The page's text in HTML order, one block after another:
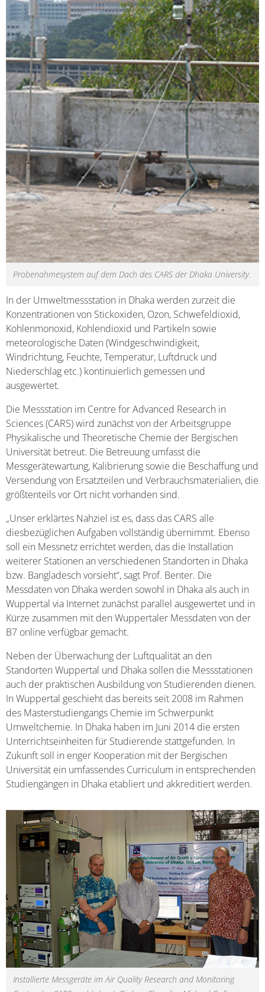
Probenahmesystem auf dem Dach des CARS der Dhaka University.
In der Umweltmessstation in Dhaka werden zurzeit die
Konzentrationen von Stickoxiden, Ozon, Schwefeldioxid,
Kohlenmonoxid, Kohlendioxid und Partikeln sowie
meteorologische Daten (Windgeschwindigkeit,
Windrichtung, Feuchte, Temperatur, Luftdruck und
Niederschlag etc.) kontinuierlich gemessen und
ausgewertet.
Die Messstation im Centre for Advanced Research in
Sciences (CARS) wird zunächst von der Arbeitsgruppe
Physikalische und Theoretische Chemie der Bergischen
Universität betreut. Die Betreuung umfasst die
Messgerätewartung, Kalibrierung sowie die Beschaffung und
Versendung von Ersatzteilen und Verbrauchsmaterialien, die
größtenteils vor Ort nicht vorhanden sind.
„Unser erklärtes Nahziel ist es, dass das CARS alle
diesbezüglichen Aufgaben vollständig übernimmt. Ebenso
soll ein Messnetz errichtet werden, das die Installation
weiterer Stationen an verschiedenen Standorten in Dhaka
bzw. Bangladesch vorsieht“, sagt Prof. Benter. Die
Messdaten von Dhaka werden sowohl in Dhaka als auch in
Wuppertal via Internet zunächst parallel ausgewertet und in
Kürze zusammen mit den Wuppertaler Messdaten von der
B7 online verfügbar gemacht.
Neben der Überwachung der Luftqualität an den
Standorten Wuppertal und Dhaka sollen die Messstationen
auch der praktischen Ausbildung von Studierenden dienen.
In Wuppertal geschieht das bereits seit 2008 im Rahmen
des Masterstudiengangs Chemie im Schwerpunkt
Umweltchemie. In Dhaka haben im Juni 2014 die ersten
Unterrichtseinheiten für Studierende stattgefunden. In
Zukunft soll in enger Kooperation mit der Bergischen
Universität ein umfassendes Curriculum in entsprechenden
Studiengängen in Dhaka etabliert und akkreditiert werden.
Installierte Messgeräte im Air Quality Research and Monitoring